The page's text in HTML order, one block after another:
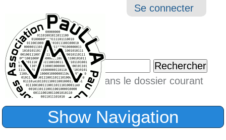
Outils
Se connecter
Chercher par
Seulement dans le dossier courant
Recherche
Show Navigation